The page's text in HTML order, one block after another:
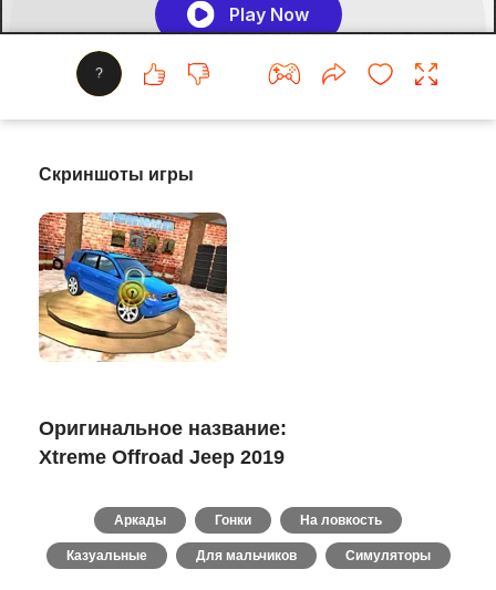
?
Скриншоты игры
Оригинальное название:
Xtreme Offroad Jeep 2019
Аркады Гонки На ловкость
Казуальные Для мальчиков Симуляторы